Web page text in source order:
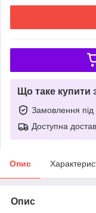
Що таке купити
Замовлення під
Доступна
Опис
Опис